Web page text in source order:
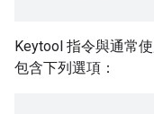
Keytool 指令與通常
包含下列選項：